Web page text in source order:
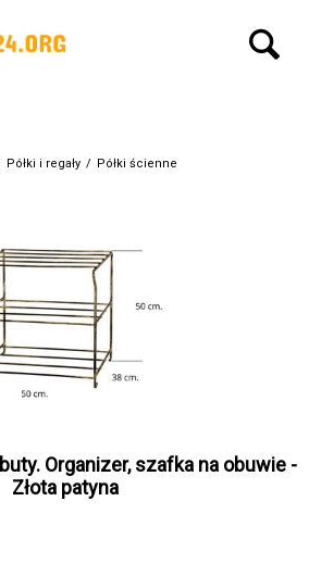
Półki i regały / Półki ścienne
Organizer, szafka na obuwie -
Złota patyna